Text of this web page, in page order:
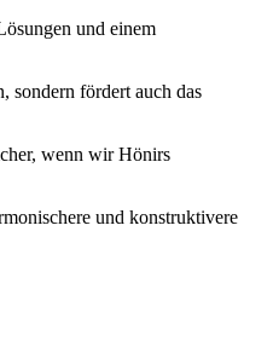
und einem
​sondern fördert ⁤auch das
⁤wenn wir ‍Hönirs
und konstruktivere